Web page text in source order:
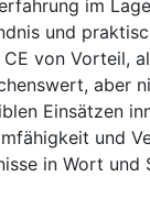
im
und
CE von Vorteil,
aber
Einsätzen
und
in Wort und